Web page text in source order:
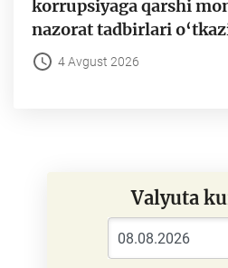
korrupsiyaga qarshi
nazorat tadbirlari
4 Avgust 2026
Valyuta